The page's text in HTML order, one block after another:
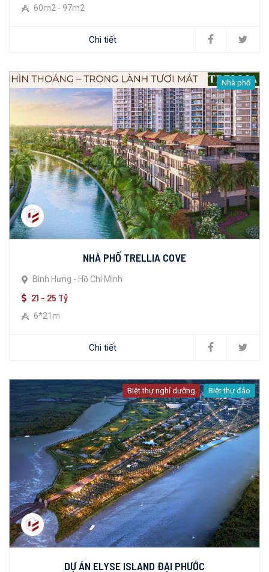
60m2 - 97m2
Chi tiết
Nhà phố
NHÀ PHỐ TRELLIA COVE
Bình Hưng - Hồ Chí Minh
21 - 25 Tỷ
6*21m
Chi tiết
Biệt thự nghỉ dưỡng Biệt thự đảo
DỰ ÁN ELYSE ISLAND ĐẠI PHƯỚC